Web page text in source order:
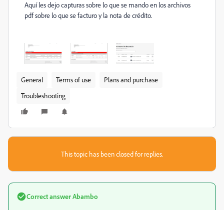
Aquí les dejo capturas sobre lo que se mando en los archivos
pdf sobre lo que se facturo y la nota de crédito.
General Terms of use
Plans and purchase
Troubleshooting
This topic has been closed for replies.
Correct answerAbambo